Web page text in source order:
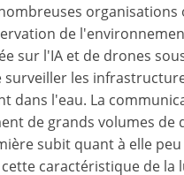
de
sur l'IA et de drones
les
dans l'eau. La
de grands volumes de
subit quant à elle
caractéristique de la